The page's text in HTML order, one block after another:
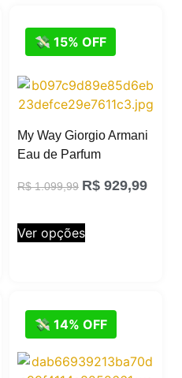
💸 15% OFF
My Way Giorgio Armani
Eau de Parfum
R$1.099,99 R$ 929,99
Ver opções
💸 14% OFF